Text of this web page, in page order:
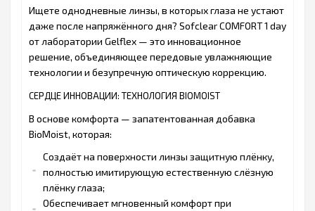
Ищете однодневные линзы, в которых глаза не устают
даже после напряжённого дня? Sofclear COMFORT 1 day
от лаборатории Gelflex — это инновационное
решение, объединяющее передовые увлажняющие
технологии и безупречную оптическую коррекцию.
СЕРДЦЕ ИННОВАЦИИ: ТЕХНОЛОГИЯ BIOMOIST
В основе комфорта — запатентованная добавка
BioMoist, которая:
Создаёт на поверхности линзы защитную плёнку,
полностью имитирующую естественную слёзную
плёнку глаза;
Обеспечивает мгновенный комфорт при